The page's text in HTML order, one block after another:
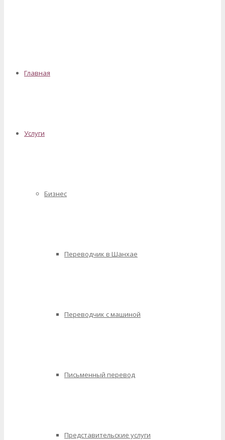
Главная
Услуги
Бизнес
Переводчик в Шанхае
Переводчик с машиной
Письменный перевод
Представительские услуги